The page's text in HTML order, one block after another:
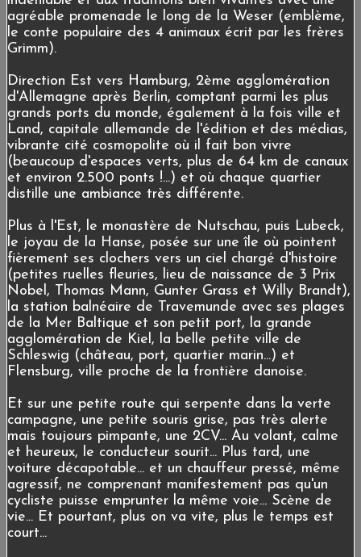
agréable promenade le long de la Weser (emblème,
le conte populaire des 4 animaux écrit par les frères
Grimm).
Direction Est vers Hamburg, 2ème agglomération
d'Allemagne après Berlin, comptant parmi les plus
grands ports du monde, également à la fois ville et
Land, capitale allemande de l'édition et des médias,
vibrante cité cosmopolite où il fait bon vivre
(beaucoup d'espaces verts, plus de 64 km de canaux
et environ 2.500 ponts !...) et où chaque quartier
distille une ambiance très différente.
Plus à l'Est, le monastère de Nutschau, puis Lubeck,
le joyau de la Hanse, posée sur une île où pointent
fièrement ses clochers vers un ciel chargé d'histoire
(petites ruelles fleuries, lieu de naissance de 3 Prix
Nobel, Thomas Mann, Gunter Grass et Willy Brandt),
la station balnéaire de Travemunde avec ses plages
de la Mer Baltique et son petit port, la grande
agglomération de Kiel, la belle petite ville de
Schleswig (château, port, quartier marin...) et
Flensburg, ville proche de la frontière danoise.
Et sur une petite route qui serpente dans la verte
campagne, une petite souris grise, pas très alerte
mais toujours pimpante, une 2CV... Au volant, calme
et heureux, le conducteur sourit... Plus tard, une
voiture décapotable... et un chauffeur pressé, même
agressif, ne comprenant manifestement pas qu'un
cycliste puisse emprunter la même voie... Scène de
vie... Et pourtant, plus on va vite, plus le temps est
court...